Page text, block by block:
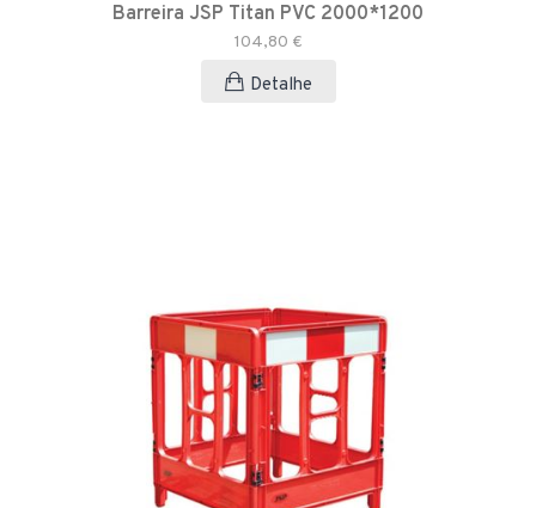
Barreira JSP Titan PVC 2000*1200
104,80 €
Detalhe